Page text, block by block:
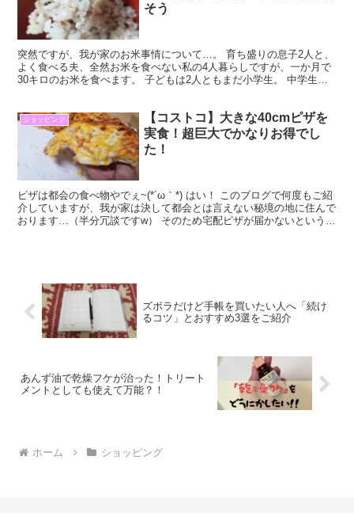
そう
突然ですが、我が家のお米事情について…。 育ち盛りの息子2人と、
よく食べる夫、全然お米を食べない私の4人暮らしですが、一か月で
30キロのお米を食べます。 子どもは2人ともまだ小学生。 中学生や
ショッピング
【コストコ】大きな40cmピザを
実食！超巨大でかなりお得でし
た！
ピザは都会の食べ物やでぇ~(*´ω｀*) はい！ このブログで何度もご紹
介していますが、我が家は決して都会とは言えない秘境の地に住んで
おります…（半分冗談ですw） そのため宅配ピザが届かないという状
ズボラだけど手帳を買いたい人へ「続け
るコツ」とおすすめ3選をご紹介
あんず油で乾燥フケが治った！トリート
メントとしても使えて万能？！
ホーム ショッピング